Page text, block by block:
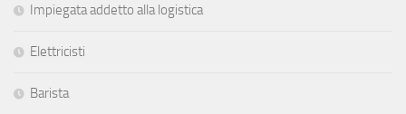
Impiegata addetto alla logistica
Elettricisti
Barista